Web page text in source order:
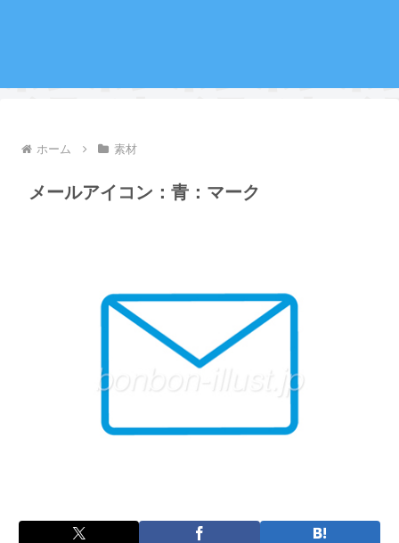
ホーム 素材
メールアイコン：青：マーク